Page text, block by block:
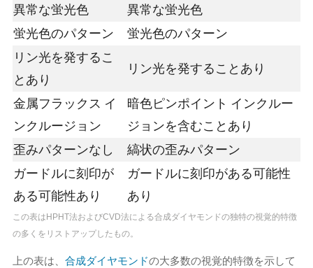
異常な蛍光色
異常な蛍光色
蛍光色のパターン
蛍光色のパターン
リン光を発するこ
とあり
リン光を発することあり
金属フラックス イ
ンクルージョン
暗色ピンポイント インクルー
ジョンを含むことあり
歪みパターンなし
縞状の歪みパターン
ガードルに刻印が
ある可能性あり
ガードルに刻印がある可能性
あり
この表はHPHT法およびCVD法による合成ダイヤモンドの独特の視覚的特徴
の多くをリストアップしたもの。
上の表は、 合成ダイヤモンドの大多数の視覚的特徴を示して